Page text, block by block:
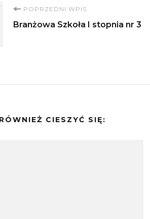
POPRZEDNI WPIS
Branżowa Szkoła I stopnia nr 3
CIESZYĆ SIĘ: